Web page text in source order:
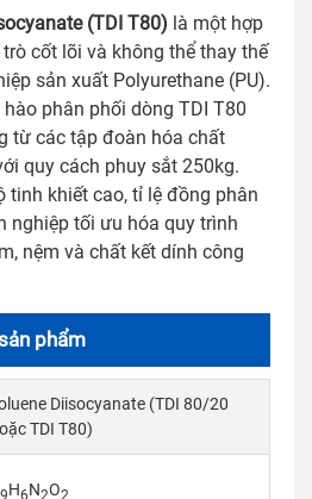
(TDI T80) là một hợp
cốt lõi và không thể thay thế
sản xuất Polyurethane (PU).
phân phối dòng TDI T80
từ các tập đoàn hóa chất
quy cách phuy sắt 250kg.
tinh khiết cao, tỉ lệ đồng phân
nghiệp tối ưu hóa quy trình
nệm và chất kết dính công
phẩm
Diisocyanate (TDI 80/20
TDI T80)
9H6N2O2